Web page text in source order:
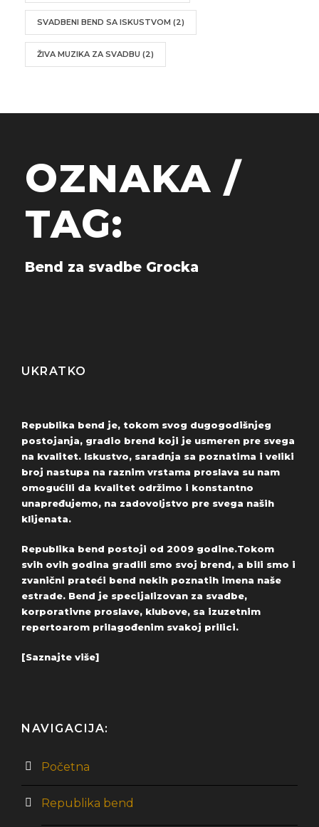
SVADBENI BEND SA ISKUSTVOM (2)
ŽIVA MUZIKA ZA SVADBU (2)
OZNAKA /
TAG:
Bend za svadbe Grocka
UKRATKO
Republika bend je, tokom svog dugogodišnjeg
postojanja, gradio brend koji je usmeren pre svega
na kvalitet. Iskustvo, saradnja sa poznatima i veliki
broj nastupa na raznim vrstama proslava su nam
omogućili da kvalitet održimo i konstantno
unapređujemo, na zadovoljstvo pre svega naših
klijenata.
Republika bend postoji od 2009 godine.Tokom
svih ovih godina gradili smo svoj brend, a bili smo i
zvanični prateći bend nekih poznatih imena naše
estrade. Bend je specijalizovan za svadbe,
korporativne proslave, klubove, sa izuzetnim
repertoarom prilagođenim svakoj prilici.
[Saznajte više]
NAVIGACIJA:
Početna
Republika bend